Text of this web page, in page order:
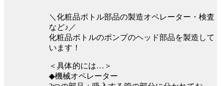
＼化粧品ボトル部品の製造オペレーター・検査
など♪／
化粧品ボトルのポンプのヘッド部品を製造して
います！
＜具体的には…＞
◆機械オペレーター